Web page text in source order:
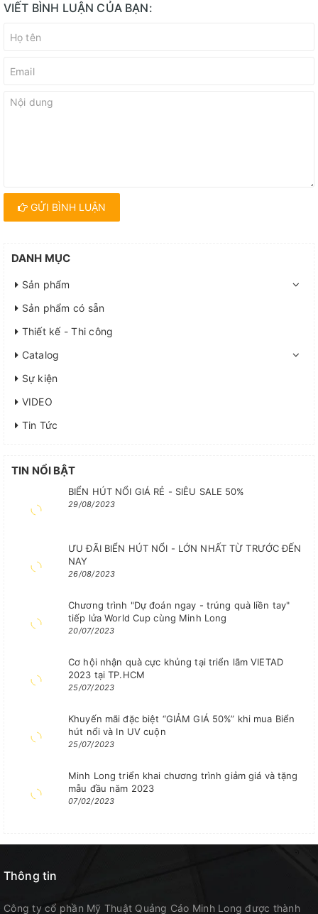
VIẾT BÌNH LUẬN CỦA BẠN:
GỬI BÌNH LUẬN
DANH MỤC
Sản phẩm
Sản phẩm có sẵn
Thiết kế - Thi công
Catalog
Sự kiện
VIDEO
Tin Tức
TIN NỔI BẬT
BIỂN HÚT NỔI GIÁ RẺ - SIÊU SALE 50%
29/08/2023
ƯU ĐÃI BIỂN HÚT NỔI - LỚN NHẤT TỪ TRƯỚC ĐẾN
NAY
26/08/2023
Chương trình "Dự đoán ngay - trúng quà liền tay"
tiếp lửa World Cup cùng Minh Long
20/07/2023
Cơ hội nhận quà cực khủng tại triển lãm VIETAD
2023 tại TP.HCM
25/07/2023
Khuyến mãi đặc biệt “GIẢM GIÁ 50%” khi mua Biển
hút nổi và In UV cuộn
25/07/2023
Minh Long triển khai chương trình giảm giá và tặng
mẫu đầu năm 2023
07/02/2023
Thông tin
Công ty cổ phần Mỹ Thuật Quảng Cáo Minh Long được thành